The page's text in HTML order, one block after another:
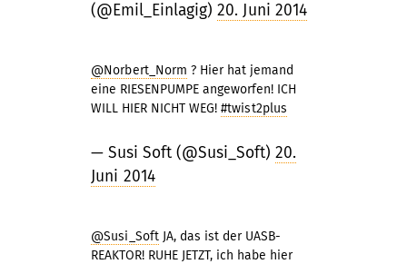
(@Emil_Einlagig) 20. Juni 2014
@Norbert_Norm ? Hier hat jemand
eine RIESENPUMPE angeworfen! ICH
WILL HIER NICHT WEG! #twist2plus
— Susi Soft (@Susi_Soft) 20.
Juni 2014
@Susi_Soft JA, das ist der UASB-
REAKTOR! RUHE JETZT, ich habe hier